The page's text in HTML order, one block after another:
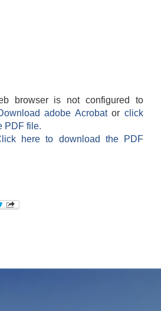
browser is not configured to
adobe Acrobatorclick
PDF file.
here to download the PDF